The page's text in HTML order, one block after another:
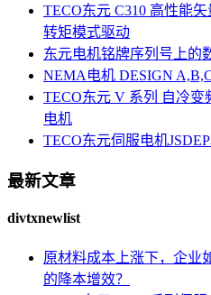
TECO东元 C310 高性能
转矩模式驱动
东元电机铭牌序列号上的
NEMA电机 DESIGN
TECO东元 V 系列 自冷
电机
TECO东元伺服电机
最新文章
divtxnewlist
原材料成本上涨下，企业
的降本增效？